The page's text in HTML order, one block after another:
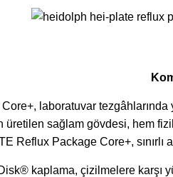
laboratuvar
üretilen sağlam gövdesi, hem
Reflux Package Core+,
kaplama, çizilmelere karşı